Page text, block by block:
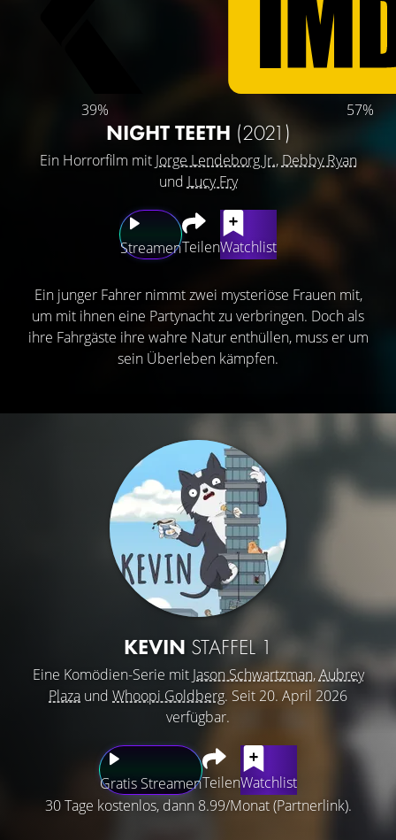
39% 57%
NIGHT TEETH (2021)
Ein Horrorfilm mit Jorge Lendeborg Jr., Debby Ryan
und Lucy Fry
StreamenTeilenWatchlist
Ein junger Fahrer nimmt zwei mysteriöse Frauen mit,
um mit ihnen eine Partynacht zu verbringen. Doch als
ihre Fahrgäste ihre wahre Natur enthüllen, muss er um
sein Überleben kämpfen.
KEVIN STAFFEL 1
Eine Komödien-Serie mit Jason Schwartzman,Aubrey
Plaza und Whoopi Goldberg. Seit 20. April 2026
verfügbar.
Gratis StreamenTeilenWatchlist
30 Tage kostenlos, dann 8.99/Monat (Partnerlink).